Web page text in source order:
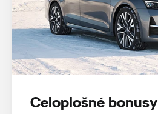
Celoplošné bonusy